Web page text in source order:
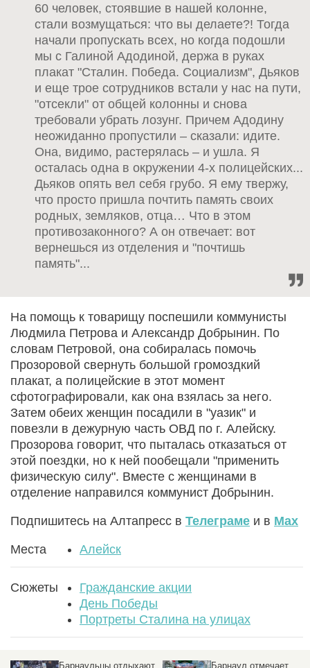
60 человек, стоявшие в нашей колонне,
стали возмущаться: что вы делаете?! Тогда
начали пропускать всех, но когда подошли
мы с Галиной Адодиной, держа в руках
плакат "Сталин. Победа. Социализм", Дьяков
и еще трое сотрудников встали у нас на пути,
"отсекли" от общей колонны и снова
требовали убрать лозунг. Причем Адодину
неожиданно пропустили – сказали: идите.
Она, видимо, растерялась – и ушла. Я
осталась одна в окружении 4-х полицейских...
Дьяков опять вел себя грубо. Я ему твержу,
что просто пришла почтить память своих
родных, земляков, отца… Что в этом
противозаконного? А он отвечает: вот
вернешься из отделения и "почтишь
память"...
На помощь к товарищу поспешили коммунисты
Людмила Петрова и Александр Добрынин. По
словам Петровой, она собиралась помочь
Прозоровой свернуть большой громоздкий
плакат, а полицейские в этот момент
сфотографировали, как она взялась за него.
Затем обеих женщин посадили в "уазик" и
повезли в дежурную часть ОВД по г. Алейску.
Прозорова говорит, что пыталась отказаться от
этой поездки, но к ней пообещали "применить
физическую силу". Вместе с женщинами в
отделение направился коммунист Добрынин.
Подпишитесь на Алтапресс в Телеграме и в Max
Места Алейск
Сюжеты
Гражданские акции
День Победы
Портреты Сталина на улицах
Барнаульцы отдыхают Барнаул отмечает